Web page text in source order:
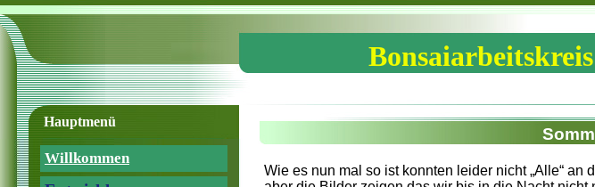
Hauptmenü
Willkommen
Wie es nun mal so ist konnten leider nicht „Alle“ an